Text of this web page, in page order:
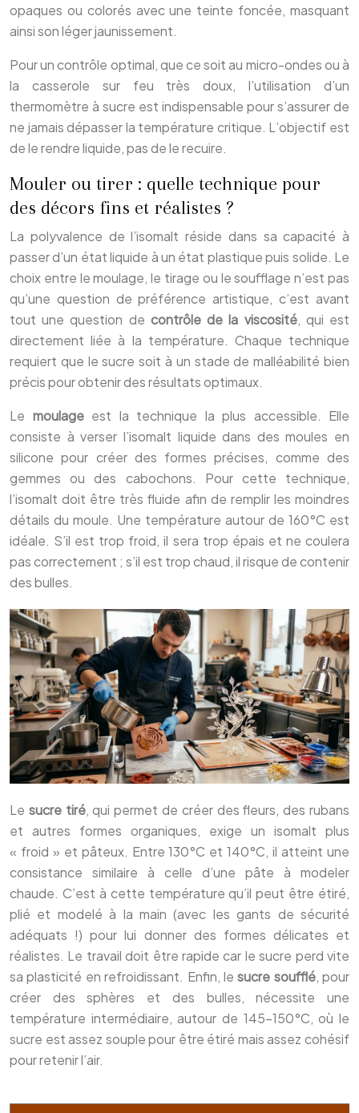
opaques ou colorés avec une teinte foncée, masquant
ainsi son léger jaunissement.
Pour un contrôle optimal, que ce soit au micro-ondes ou à
la casserole sur feu très doux, l’utilisation d’un
thermomètre à sucre est indispensable pour s’assurer de
ne jamais dépasser la température critique. L’objectif est
de le rendre liquide, pas de le recuire.
Mouler ou tirer : quelle technique pour
des décors fins et réalistes ?
La polyvalence de l’isomalt réside dans sa capacité à
passer d’un état liquide à un état plastique puis solide. Le
choix entre le moulage, le tirage ou le soufflage n’est pas
qu’une question de préférence artistique, c’est avant
tout une question de contrôle de la viscosité, qui est
directement liée à la température. Chaque technique
requiert que le sucre soit à un stade de malléabilité bien
précis pour obtenir des résultats optimaux.
Le moulageest la technique la plus accessible. Elle
consiste à verser l’isomalt liquide dans des moules en
silicone pour créer des formes précises, comme des
gemmes ou des cabochons. Pour cette technique,
l’isomalt doit être très fluide afin de remplir les moindres
détails du moule. Une température autour de 160°C est
idéale. S’il est trop froid, il sera trop épais et ne coulera
pas correctement ; s’il est trop chaud, il risque de contenir
des bulles.
Le sucre tiré, qui permet de créer des fleurs, des rubans
et autres formes organiques, exige un isomalt plus
« froid » et pâteux. Entre 130°C et 140°C, il atteint une
consistance similaire à celle d’une pâte à modeler
chaude. C’est à cette température qu’il peut être étiré,
plié et modelé à la main (avec les gants de sécurité
adéquats !) pour lui donner des formes délicates et
réalistes. Le travail doit être rapide car le sucre perd vite
sa plasticité en refroidissant. Enfin, lesucre soufflé, pour
créer des sphères et des bulles, nécessite une
température intermédiaire, autour de 145-150°C, où le
sucre est assez souple pour être étiré mais assez cohésif
pour retenir l’air.